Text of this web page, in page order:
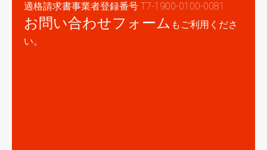
適格請求書事業者登録番号 T7-1900-0100-0081
お問い合わせフォーム もご利用くださ
い。